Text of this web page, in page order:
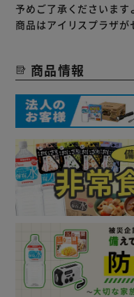
予めご了承くださいます
商品はアイリスプラザが
商品情報